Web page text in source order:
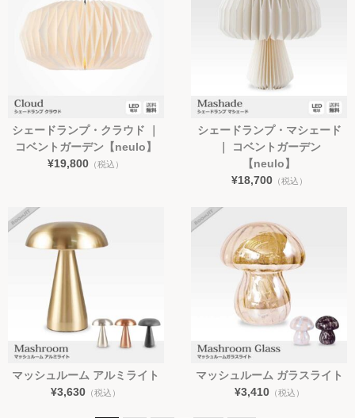
シェードランプ・クラウド ｜
コベントガーデン【neulo】
¥19,800 （税込）
シェードランプ・マシェード
｜ コベントガーデン
【neulo】
¥18,700（税込）
マッシュルーム アルミライト
¥3,630 （税込）
マッシュルーム ガラスライト
¥3,410（税込）